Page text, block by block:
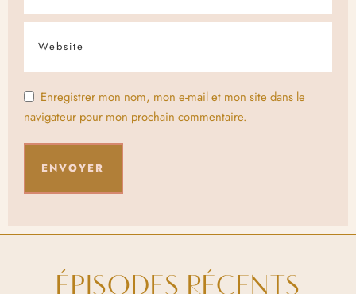
Enregistrer mon nom, mon e-mail et mon site dans le
navigateur pour mon prochain commentaire.
ÉPISODES RÉCENTS